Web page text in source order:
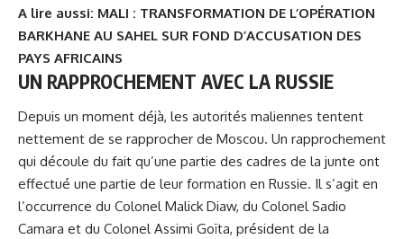
A lire aussi: MALI : TRANSFORMATION DE L’OPÉRATION
BARKHANE AU SAHEL SUR FOND D’ACCUSATION DES
PAYS AFRICAINS
UN RAPPROCHEMENT AVEC LA RUSSIE
Depuis un moment déjà, les autorités maliennes tentent
nettement de se rapprocher de Moscou. Un rapprochement
qui découle du fait qu’une partie des cadres de la junte ont
effectué une partie de leur formation en Russie. Il s’agit en
l’occurrence du Colonel Malick Diaw, du Colonel Sadio
Camara et du Colonel Assimi Goïta, président de la